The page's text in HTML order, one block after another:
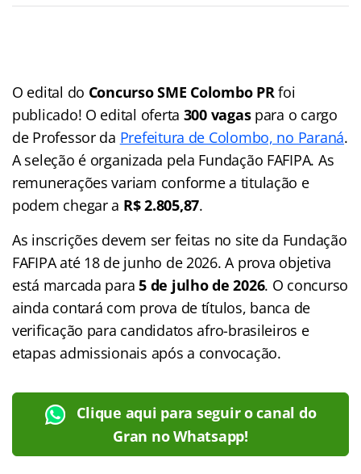
O edital do Concurso SME Colombo PRfoi
publicado! O edital oferta 300 vagaspara o cargo
de Professor da Prefeitura de Colombo, no Paraná.
A seleção é organizada pela Fundação FAFIPA. As
remunerações variam conforme a titulação e
podem chegar a R$ 2.805,87.
As inscrições devem ser feitas no site da Fundação
FAFIPA até 18 de junho de 2026. A prova objetiva
está marcada para 5 de julho de 2026. O concurso
ainda contará com prova de títulos, banca de
verificação para candidatos afro-brasileiros e
etapas admissionais após a convocação.
Clique aqui para seguir o canal do
Gran no Whatsapp!